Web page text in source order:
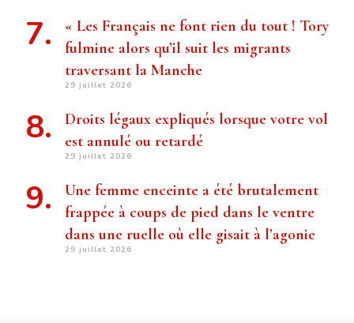
« Les Français ne font rien du tout ! Tory
fulmine alors qu’il suit les migrants
traversant la Manche
29 juillet 2026
Droits légaux expliqués lorsque votre vol
est annulé ou retardé
29 juillet 2026
Une femme enceinte a été brutalement
frappée à coups de pied dans le ventre
dans une ruelle où elle gisait à l’agonie
29 juillet 2026